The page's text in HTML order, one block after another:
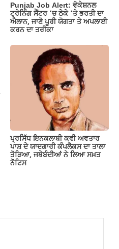
Punjab Job Alert: ਵੋਕੇਸ਼ਨਲ
ਟ੍ਰੇਨਿੰਗ ਸੈਂਟਰ ‘ਚ ਠੇਕੇ ‘ਤੇ ਭਰਤੀ ਦਾ
ਐਲਾਨ, ਜਾਣੋ ਪੂਰੀ ਯੋਗਤਾ ਤੇ ਅਪਲਾਈ
ਕਰਨ ਦਾ ਤਰੀਕਾ
ਪ੍ਰਸਿੱਧ ਇਨਕਲਾਬੀ ਕਵੀ ਅਵਤਾਰ
ਪਾਸ਼ ਦੇ ਯਾਦਗਾਰੀ ਕੰਪਲੈਕਸ ਦਾ ਤਾਲਾ
ਤੋੜਿਆ, ਜਥੇਬੰਦੀਆਂ ਨੇ ਲਿਆ ਸਖ਼ਤ
ਨੋਟਿਸ